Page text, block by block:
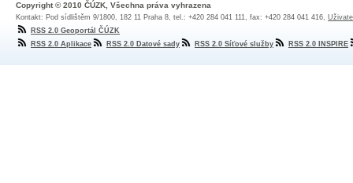
Copyright © 2010 ČÚZK, Všechna práva vyhrazena
Kontakt: Pod sídlištěm 9/1800, 182 11 Praha 8, tel.: +420 284 041 111, fax: +420 284 041 416,
RSS 2.0 Geoportál ČÚZK
RSS 2.0 Aplikace
RSS 2.0 Datové sady RSS 2.0 Síťové služby RSS 2.0 INSPIRE